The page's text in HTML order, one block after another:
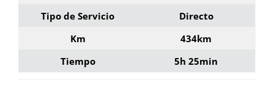
Tipo de Servicio
Directo
Km
434km
Tiempo
5h 25min